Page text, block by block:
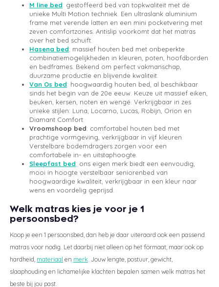
M line bed: gestoffeerd bed van topkwaliteit met de
unieke Multi Motion techniek. Een ultraslank aluminium
frame met verende latten en een mini pocketvering met
zeven comfortzones. Antislip voorkomt dat het matras
over het bed schuift.
Hasena bed: massief houten bed met onbeperkte
combinatiemogelijkheden in kleuren, poten, hoofdborden
en bedframes. Bekend om perfect vakmanschap,
duurzame productie en blijvende kwaliteit.
Van Os bed: hoogwaardig houten bed, al beschikbaar
sinds het begin van de 20e eeuw. Keuze uit massief eiken,
beuken, kersen, noten en wengé. Verkrijgbaar in zes
unieke stijlen: Luna, Locarno, Lucas, Robijn, Orion en
Diamant Comfort.
Vroomshoop bed: comfortabel houten bed met
prachtige vormgeving, verkrijgbaar in vijf kleuren.
Verstelbare bodemdragers zorgen voor een
comfortabele in- en uitstaphoogte.
Sleepfast bed: ons eigen merk biedt een eenvoudig,
mooi in hoogte verstelbaar seniorenbed van
hoogwaardige kwaliteit, verkrijgbaar in een kleur naar
wens en voordelig geprijsd.
Welk matras kies je voor je 1
persoonsbed?
Koop je een 1 persoonsbed, dan heb je daar uiteraard ook een passend
matras voor nodig. Let daarbij niet alleen op het formaat, maar ook op
hardheid, materiaal en merk . Jouw lengte, postuur, gewicht,
slaaphouding en lichamelijke klachten bepalen samen welk matras het
beste bij jou past.